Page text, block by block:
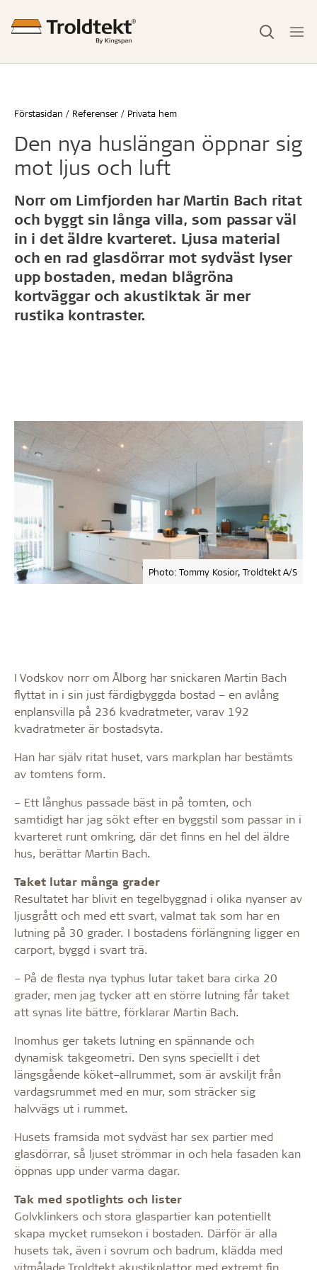
Förstasidan Referenser Privata hem
Den nya huslängan öppnar sig
mot ljus och luft
Norr om Limfjorden har Martin Bach ritat
och byggt sin långa villa, som passar väl
in i det äldre kvarteret. Ljusa material
och en rad glasdörrar mot sydväst lyser
upp bostaden, medan blågröna
kortväggar och akustiktak är mer
rustika kontraster.
Photo: Tommy Kosior, Troldtekt A/S
I Vodskov norr om Ålborg har snickaren Martin Bach
flyttat in i sin just färdigbyggda bostad – en avlång
enplansvilla på 236 kvadratmeter, varav 192
kvadratmeter är bostadsyta.
Han har själv ritat huset, vars markplan har bestämts
av tomtens form.
– Ett långhus passade bäst in på tomten, och
samtidigt har jag sökt efter en byggstil som passar in i
kvarteret runt omkring, där det finns en hel del äldre
hus, berättar Martin Bach.
Taket lutar många grader
Resultatet har blivit en tegelbyggnad i olika nyanser av
ljusgrått och med ett svart, valmat tak som har en
lutning på 30 grader. I bostadens förlängning ligger en
carport, byggd i svart trä.
– På de flesta nya typhus lutar taket bara cirka 20
grader, men jag tycker att en större lutning får taket
att synas lite bättre, förklarar Martin Bach.
Inomhus ger takets lutning en spännande och
dynamisk takgeometri. Den syns speciellt i det
längsgående köket–allrummet, som är avskiljt från
vardagsrummet med en mur, som sträcker sig
halvvägs ut i rummet.
Husets framsida mot sydväst har sex partier med
glasdörrar, så ljuset strömmar in och hela fasaden kan
öppnas upp under varma dagar.
Tak med spotlights och lister
Golvklinkers och stora glaspartier kan potentiellt
skapa mycket rumsekon i bostaden. Därför är alla
husets tak, även i sovrum och badrum, klädda med
vitmålade Troldtekt akustikplattor med extremt fin